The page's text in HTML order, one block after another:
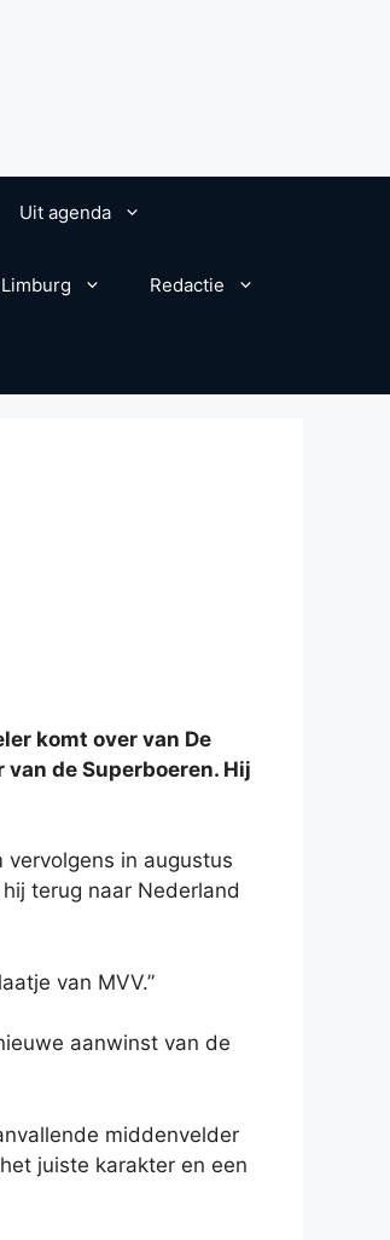
Uit agenda
Redactie
komt over van De
de Superboeren. Hij
vervolgens in augustus
terug naar Nederland
van MVV.”
aanwinst van de
middenvelder
juiste karakter en een